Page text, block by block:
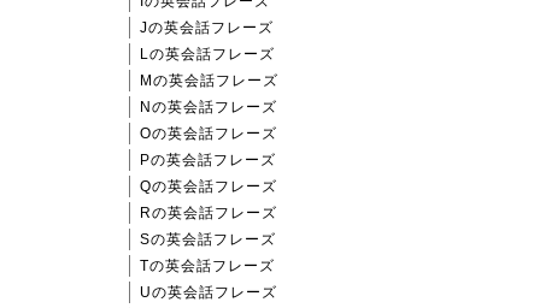
Jの英会話フレーズ
Lの英会話フレーズ
Mの英会話フレーズ
Nの英会話フレーズ
Oの英会話フレーズ
Pの英会話フレーズ
Qの英会話フレーズ
Rの英会話フレーズ
Sの英会話フレーズ
Tの英会話フレーズ
Uの英会話フレーズ